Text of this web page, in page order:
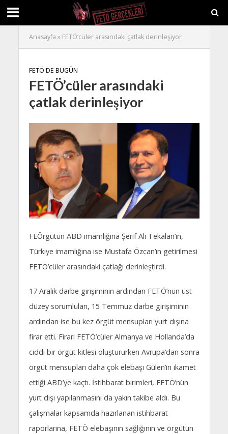
Anasayfa » FETÖ’cüler arasındaki çatlak derinleşiyor
FETÖ'DE BUGÜN
FETÖ’cüler arasındaki
çatlak derinleşiyor
FEÖrgütün ABD imamlığına Şerif Ali Tekalan’ın,
Türkiye imamlığına ise Mustafa Özcan’ın getirilmesi
FETÖ’cüler arasındaki çatlağı derinleştirdi.
17 Aralık darbe girişiminin ardından FETÖ’nün üst
düzey sorumluları, 15 Temmuz darbe girişiminin
ardından ise bu kez örgüt mensupları yurt dışına
firar etti. Firari FETÖ’cüler Almanya ve Hollanda’da
ciddi bir örgüt kitlesi oluştururken Avrupa’dan sonra
örgüt mensupları daha çok elebaşı Gülen’in ikamet
ettiği ABD’ye kaçtı. İstihbarat birimleri, FETÖ’nün
yurt dışı yapılanmasını da yakın takibe aldı. Bu
çalışmalar kapsamda hazırlanan istihbarat
raporlarına, FETÖ elebaşının sağlığının ve örgütün